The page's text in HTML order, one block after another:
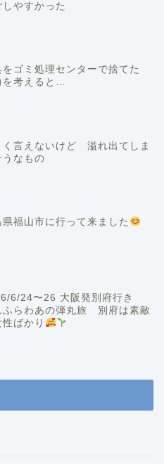
しやすかった
をゴミ処理センターで捨てた
を考えると…
く言えないけど 溢れ出てしま
うなもの
県福山市に行って来ました
6/24〜26 大阪発別府行き
ふらわあの弾丸旅 別府は素敵
性ばかり